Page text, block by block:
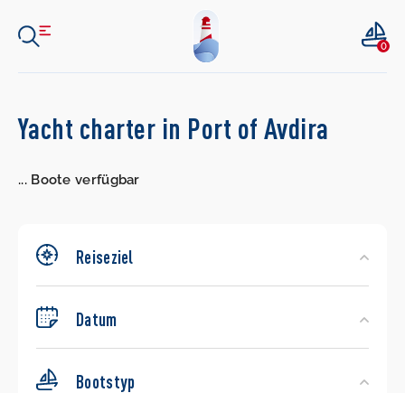
0
Search
Yacht charter in Port of Avdira
...Boote verfügbar
Reiseziel
Datum
Bootstyp